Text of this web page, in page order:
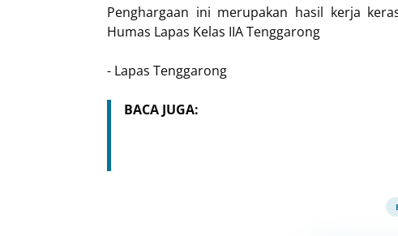
Penghargaan ini merupakan hasil kerja
Humas Lapas Kelas IIA Tenggarong
- Lapas Tenggarong
BACA JUGA: